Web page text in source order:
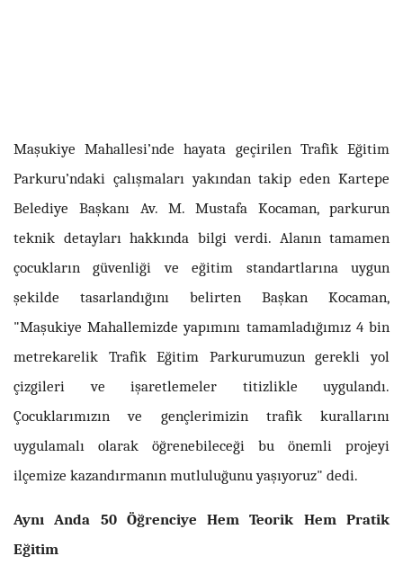
Maşukiye Mahallesi’nde hayata geçirilen Trafik Eğitim
Parkuru’ndaki çalışmaları yakından takip eden Kartepe
Belediye Başkanı Av. M. Mustafa Kocaman, parkurun
teknik detayları hakkında bilgi verdi. Alanın tamamen
çocukların güvenliği ve eğitim standartlarına uygun
şekilde tasarlandığını belirten Başkan Kocaman,
"Maşukiye Mahallemizde yapımını tamamladığımız 4 bin
metrekarelik Trafik Eğitim Parkurumuzun gerekli yol
çizgileri ve işaretlemeler titizlikle uygulandı.
Çocuklarımızın ve gençlerimizin trafik kurallarını
uygulamalı olarak öğrenebileceği bu önemli projeyi
ilçemize kazandırmanın mutluluğunu yaşıyoruz" dedi.
Aynı Anda 50 Öğrenciye Hem Teorik Hem Pratik
Eğitim